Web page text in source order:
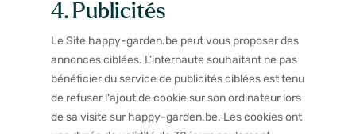
4. Publicités
Le Site happy-garden.be peut vous proposer des
annonces ciblées. L’internaute souhaitant ne pas
bénéficier du service de publicités ciblées est tenu
de refuser l'ajout de cookie sur son ordinateur lors
de sa visite sur happy-garden.be. Les cookies ont